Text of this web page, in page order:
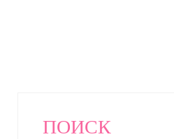
ПОИСК